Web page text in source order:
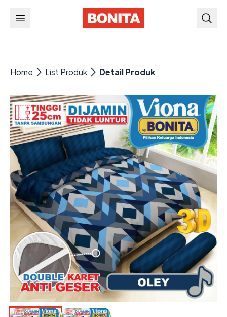
Home List Produk Detail Produk